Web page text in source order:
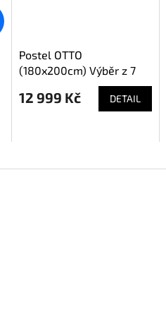
Postel OTTO
(180x200cm) Výběr z 7
12 999 Kč DETAIL